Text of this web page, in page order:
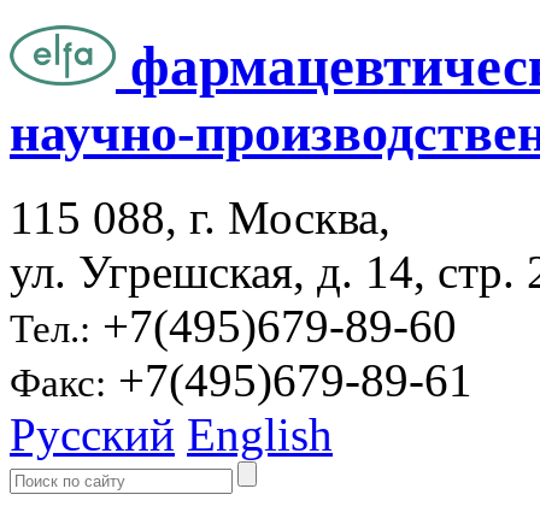
научно-
115 088, г. Москва,
ул. Угрешская, д. 14, стр.
Тел.: +7(495)679-89-60
Факс: +7(495)679-89-61
Русский English